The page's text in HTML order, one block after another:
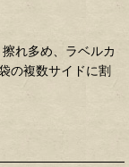
れ多め、ラベルカ
の複数サイドに割